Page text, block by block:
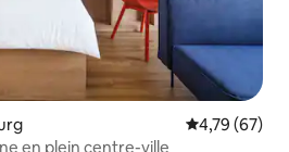
Évaluation
4,79 (67)
en plein centre-ville